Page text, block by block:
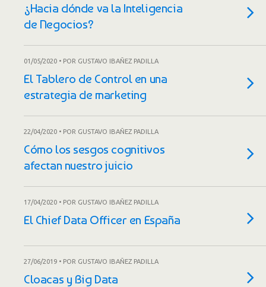
¿Hacia dónde va la Inteligencia
de Negocios?
01/05/2020 • POR GUSTAVO IBAÑEZ PADILLA
El Tablero de Control en una
estrategia de marketing
22/04/2020 • POR GUSTAVO IBAÑEZ PADILLA
Cómo los sesgos cognitivos
afectan nuestro juicio
17/04/2020 • POR GUSTAVO IBAÑEZ PADILLA
El Chief Data Officer en España
27/06/2019 • POR GUSTAVO IBAÑEZ PADILLA
Cloacas y Big Data